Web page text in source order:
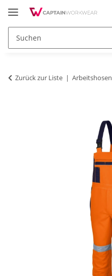
Zurück zur Liste Arbeitshosen